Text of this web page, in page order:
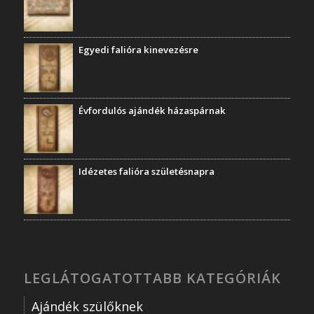
Egyedi falióra kinevezésre
Évfordulós ajándék házaspárnak
Idézetes falióra születésnapra
LEGLÁTOGATOTTABB KATEGÓRIÁK
Ajándék szülőknek